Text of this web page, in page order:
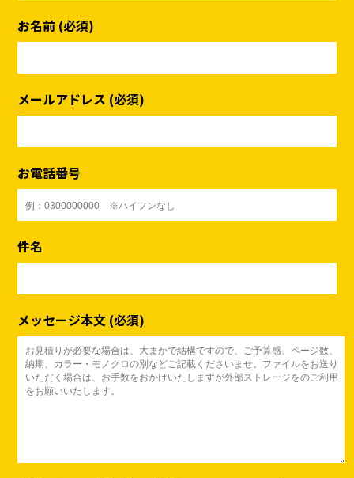
お名前 (必須)
メールアドレス (必須)
お電話番号
件名
メッセージ本文 (必須)